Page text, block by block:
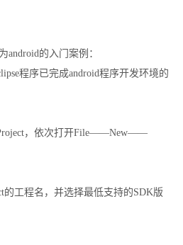
android的入门案例：
程序已完成android程序开发环境的
，依次打开File——New——
的工程名，并选择最低支持的SDK版